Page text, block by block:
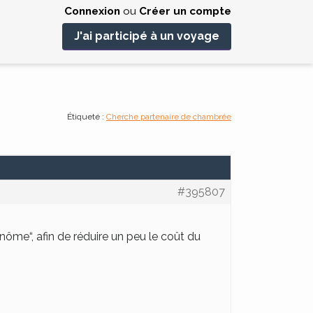
Connexionou Créer un compte
J'ai participé à un voyage
Étiqueté : Cherche partenaire de chambrée
#395807
afin de réduire un peu le coût du